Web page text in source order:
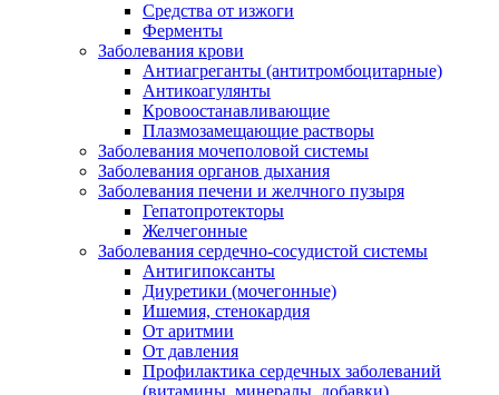
Средства от изжоги
Ферменты
Заболевания крови
Антиагреганты (антитромбоцитарные)
Антикоагулянты
Кровоостанавливающие
Плазмозамещающие растворы
Заболевания мочеполовой системы
Заболевания органов дыхания
Заболевания печени и желчного пузыря
Гепатопротекторы
Желчегонные
Заболевания сердечно-сосудистой системы
Антигипоксанты
Диуретики (мочегонные)
Ишемия, стенокардия
От аритмии
От давления
Профилактика сердечных заболеваний
(витамины, минералы, добавки)